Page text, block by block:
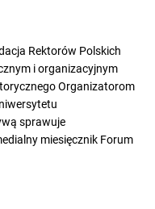
Rektorów Polskich
i organizacyjnym
Organizatorom
sprawuje
miesięcznik Forum